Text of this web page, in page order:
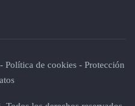
- Política de cookies- Protección